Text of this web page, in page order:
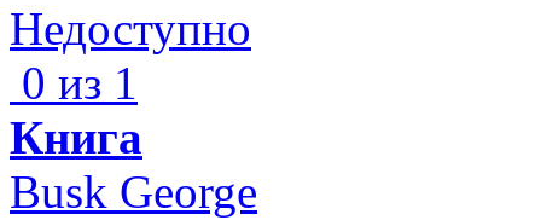
Недоступно
0 из 1
Книга
Busk George